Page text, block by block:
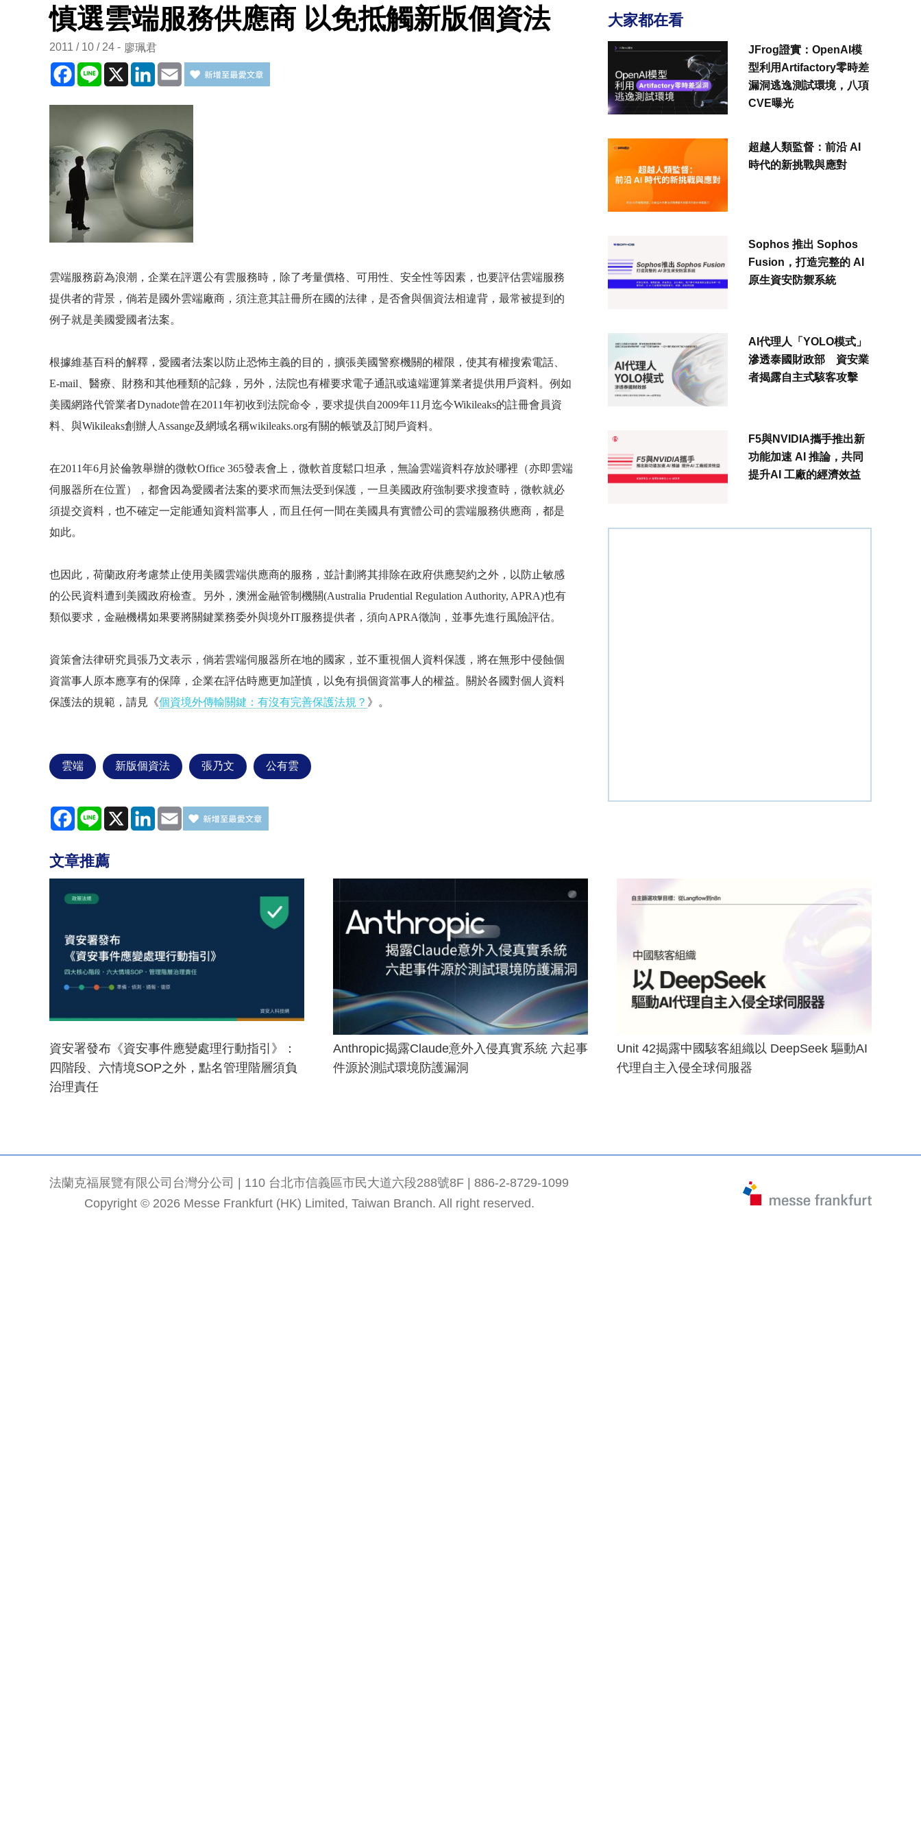
慎選雲端服務供應商 以免抵觸新版個資法
2011 / 10 / 24 廖珮君
Facebook
Line X LinkedInEmail
雲端服務蔚為浪潮，企業在評選公有雲服務時，除了考量價格、可用性、安全性等因素，也要評估雲端服務
提供者的背景，倘若是國外雲端廠商，須注意其註冊所在國的法律，是否會與個資法相違背，最常被提到的
例子就是美國愛國者法案。
根據維基百科的解釋，愛國者法案以防止恐怖主義的目的，擴張美國警察機關的權限，使其有權搜索電話、
E-mail 、醫療、財務和其他種類的記錄，另外，法院也有權要求電子通訊或遠端運算業者提供用戶資料。例如
美國網路代管業者Dynadote曾在2011年初收到法院命令，要求提供自2009年11 月迄今Wikileaks的註冊會員資
料、與Wikileaks創辦人 Assange及網域名稱wikileaks.org有關的帳號及訂閱戶資料。
在2011年6月於倫敦舉辦的微軟Office 365發表會上，微軟首度鬆口坦承，無論雲端資料存放於哪裡（亦即雲端
伺服器所在位置），都會因為愛國者法案的要求而無法受到保護，一旦美國政府強制要求搜查時，微軟就必
須提交資料，也不確定一定能通知資料當事人，而且任何一間在美國具有實體公司的雲端服務供應商，都是
如此。
也因此，荷蘭政府考慮禁止使用美國雲端供應商的服務，並計劃將其排除在政府供應契約之外，以防止敏感
的公民資料遭到美國政府檢查。另外，澳洲金融管制機關(Australia Prudential Regulation Authority, APRA)也有
類似要求，金融機構如果要將關鍵業務委外與境外IT服務提供者，須向APRA徵詢，並事先進行風險評估。
資策會法律研究員張乃文表示，倘若雲端伺服器所在地的國家，並不重視個人資料保護，將在無形中侵蝕個
資當事人原本應享有的保障，企業在評估時應更加謹慎，以免有損個資當事人的權益。關於各國對個人資料
保護法的規範，請見《個資境外傳輸關鍵：有沒有完善保護法規 ？ 》。
雲端 新版個資法 張乃文 公有雲
Facebook
Line X LinkedInEmail
大家都在看
JFrog證實：OpenAI模
型利用Artifactory零時差
漏洞逃逸測試環境，八項
CVE曝光
超越人類監督：前沿 AI
時代的新挑戰與應對
Sophos 推出 Sophos
Fusion，打造完整的 AI
原生資安防禦系統
AI代理人「YOLO模式」
滲透泰國財政部 資安業
者揭露自主式駭客攻擊
F5與NVIDIA攜手推出新
功能加速 AI 推論，共同
提升AI 工廠的經濟效益
文章推薦
資安署發布《資安事件應變處理行動指引》：
四階段、六情境SOP之外，點名管理階層須負
治理責任
Anthropic揭露Claude意外入侵真實系統 六起事
件源於測試環境防護漏洞
Unit 42揭露中國駭客組織以 DeepSeek 驅動AI
代理自主入侵全球伺服器
法蘭克福展覽有限公司台灣分公司 | 110 台北市信義區市民大道六段288號8F | 886-2-8729-1099
Copyright © 2026 Messe Frankfurt (HK) Limited, Taiwan Branch. All right reserved.